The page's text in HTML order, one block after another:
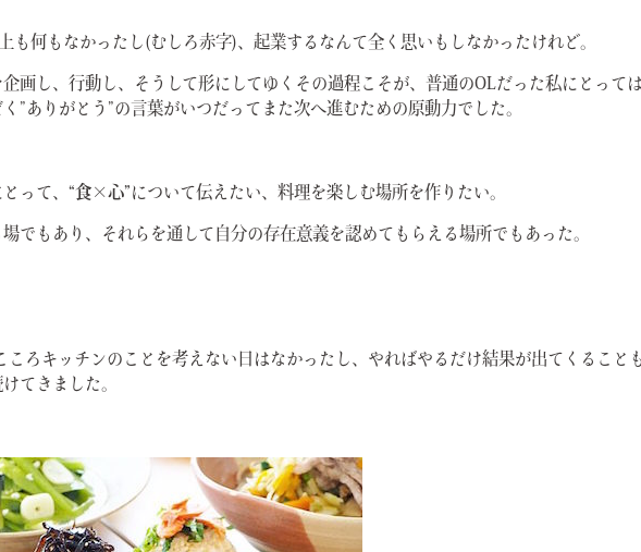
も何もなかったし(むしろ赤字)、起業するなんて全く思いもしなかったけれど。
画し、行動し、そうして形にしてゆくその過程こそが、普通のOLだった私にとって
”ありがとう”の言葉がいつだってまた次へ進むための原動力でした。
って、 “食×心”について伝えたい、料理を楽しむ場所を作りたい。
でもあり、それらを通して自分の存在意義を認めてもらえる場所でもあった。
ろキッチンのことを考えない日はなかったし、やればやるだけ結果が出てくること
てきました。